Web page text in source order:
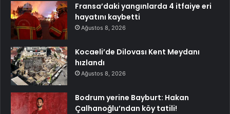
Fransa’daki yangınlarda 4 itfaiye eri
hayatını kaybetti
Ağustos 8, 2026
Kocaeli’de Dilovası Kent Meydanı
hızlandı
Ağustos 8, 2026
Bodrum yerine Bayburt: Hakan
Çalhanoğlu’ndan köy tatili!